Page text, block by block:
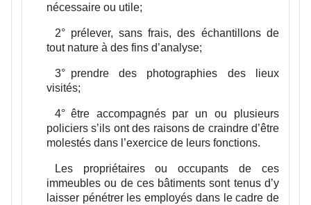
nécessaire ou utile;
2° prélever, sans frais, des échantillons de
tout nature à des fins d’analyse;
3° prendre des photographies des lieux
visités;
4° être accompagnés par un ou plusieurs
policiers s’ils ont des raisons de craindre d’être
molestés dans l’exercice de leurs fonctions.
Les propriétaires ou occupants de ces
immeubles ou de ces bâtiments sont tenus d’y
laisser pénétrer les employés dans le cadre de